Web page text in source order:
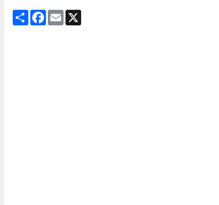
Share Facebook
Email